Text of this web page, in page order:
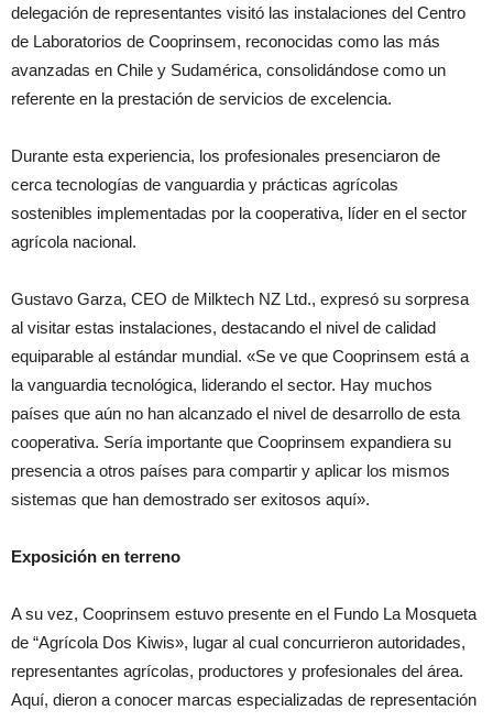
delegación de representantes visitó las instalaciones del Centro
de Laboratorios de Cooprinsem, reconocidas como las más
avanzadas en Chile y Sudamérica, consolidándose como un
referente en la prestación de servicios de excelencia.
Durante esta experiencia, los profesionales presenciaron de
cerca tecnologías de vanguardia y prácticas agrícolas
sostenibles implementadas por la cooperativa, líder en el sector
agrícola nacional.
Gustavo Garza, CEO de Milktech NZ Ltd., expresó su sorpresa
al visitar estas instalaciones, destacando el nivel de calidad
equiparable al estándar mundial. «Se ve que Cooprinsem está a
la vanguardia tecnológica, liderando el sector. Hay muchos
países que aún no han alcanzado el nivel de desarrollo de esta
cooperativa. Sería importante que Cooprinsem expandiera su
presencia a otros países para compartir y aplicar los mismos
sistemas que han demostrado ser exitosos aquí».
Exposición en terreno
A su vez, Cooprinsem estuvo presente en el Fundo La Mosqueta
de “Agrícola Dos Kiwis», lugar al cual concurrieron autoridades,
representantes agrícolas, productores y profesionales del área.
Aquí, dieron a conocer marcas especializadas de representación